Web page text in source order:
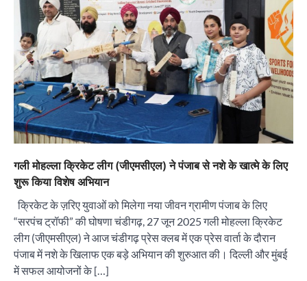
गली मोहल्ला क्रिकेट लीग (जीएमसीएल) ने पंजाब से नशे के खात्मे के लिए
शुरू किया विशेष अभियान
क्रिकेट के ज़रिए युवाओं को मिलेगा नया जीवन ग्रामीण पंजाब के लिए
“सरपंच ट्रॉफी” की घोषणा चंडीगढ़, 27 जून 2025 गली मोहल्ला क्रिकेट
लीग (जीएमसीएल) ने आज चंडीगढ़ प्रेस क्लब में एक प्रेस वार्ता के दौरान
पंजाब में नशे के खिलाफ एक बड़े अभियान की शुरुआत की। दिल्ली और मुंबई
में सफल आयोजनों के […]
2
“वोकल फॉर लोकल” से “लोकल टू ग्लोबल” की ओर भारत
का बढ़ता कदम, 12 से 15 अगस्त तक भारत मंडपम में होगा
भव्य भारत व्यापार महोत्सव : हरीश गर्ग
City uday August 6, 2026
सोलर एनर्जी वेंडर्स एसोसिएशन (सेवा) ने पंजाब में सौर
परियोजनाओं की बाधाओं को दूर करने के लिए पीएसपीसीएल
और एमएनआरई के उच्च अधिकारियों से की मुलाकात
4
₹227 करोड़ का ‘टेबल एजेंडा घोटाला’ भाजपा के
सबूत : एच.एस. लक्की
City uday August 6, 2026
इंडियन नेशनल थियेटर द्वारा 9 अगस्त को होगा ‘वर्षा ऋतु
संगीत संध्या 2026’ का आयोजन